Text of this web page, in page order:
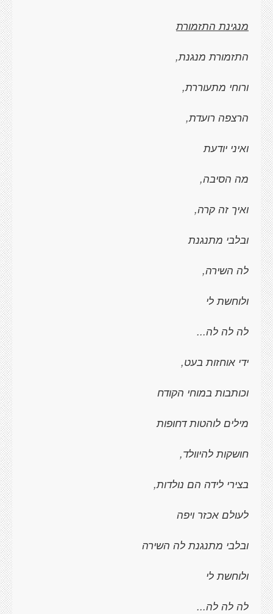
מנגינת התזמורת
התזמורת מנגנת,
ורוחי מתעוררת,
הרצפה רועדת,
ואיני יודעת
מה הסיבה,
ואיך זה קרה,
ובלבי מתנגנת
לה השירה,
ולוחשת לי
לה לה לה...
ידי אוחזות בעט,
וכותבות במוחי הקודח
מילים לוהטות דחופות
חושקות להיוולד,
בצירי לידה הם נולדות,
לעולם אכזר ויפה
ובלבי מתנגנת לה השירה
ולוחשת לי
לה לה לה...